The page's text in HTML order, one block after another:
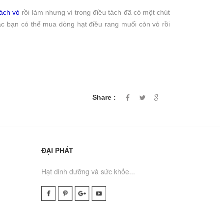
vỏ rồi làm nhưng vì trong điều tách đã có một chút
bạn có thể mua dòng hạt điều rang muối còn vỏ rồi
Share :
ĐẠI PHÁT
Hạt dinh dưỡng và sức khỏe...